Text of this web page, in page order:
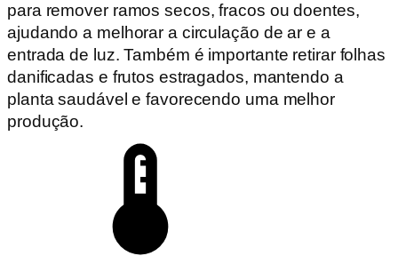
para remover ramos secos, fracos ou doentes,
ajudando a melhorar a circulação de ar e a
entrada de luz. Também é importante retirar folhas
danificadas e frutos estragados, mantendo a
planta saudável e favorecendo uma melhor
produção.